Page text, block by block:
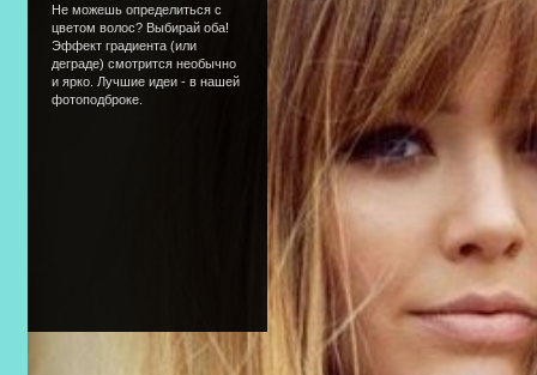
Не можешь определиться с
цветом волос? Выбирай оба!
Эффект градиента (или
деграде) смотрится необычно
и ярко. Лучшие идеи - в нашей
фотоподброке.